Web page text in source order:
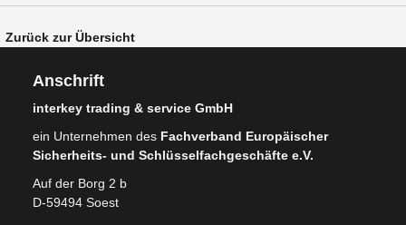
Zurück zur Übersicht
Anschrift
interkey trading & service GmbH
ein Unternehmen des Fachverband Europäischer
Sicherheits- und Schlüsselfachgeschäfte e.V.
Auf der Borg 2 b
D-59494 Soest